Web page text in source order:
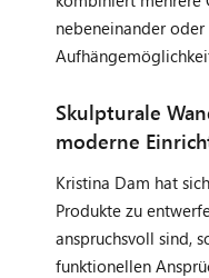
nebeneinander
Skulpturale
moderne
Kristina Dam hat
Produkte zu
anspruchsvoll sind,
funktionellen